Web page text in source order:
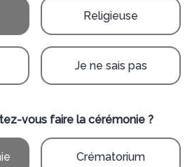
Religieuse
Je ne sais pas
vous faire la cérémonie ?
Crématorium